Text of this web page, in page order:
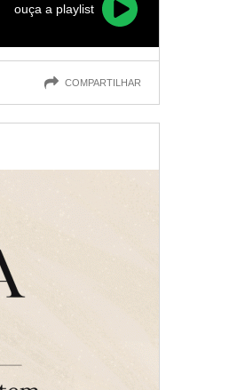
ouça a playlist
COMPARTILHAR